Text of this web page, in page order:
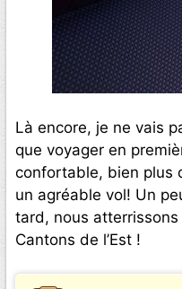
Là encore, je ne vais
que voyager en
confortable, bien plus
un agréable vol! Un
tard, nous
Cantons de l’Est !